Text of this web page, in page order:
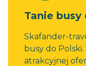
Tanie busy
Skafander-
busy do Polski.
atrakcyjnej